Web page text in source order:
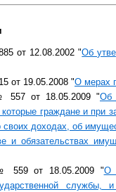
от 12.08.2002 "Об
от 19.05.2008 "О мерах
557 от 18.05.2009 "Об
граждане и
доходах, об
обязательствах
559 от 18.05.2009 "О
службы,